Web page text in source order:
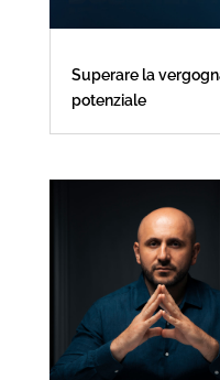
Superare la
potenziale